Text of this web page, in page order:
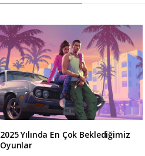
2025 Yılında En Çok Beklediğimiz
Oyunlar